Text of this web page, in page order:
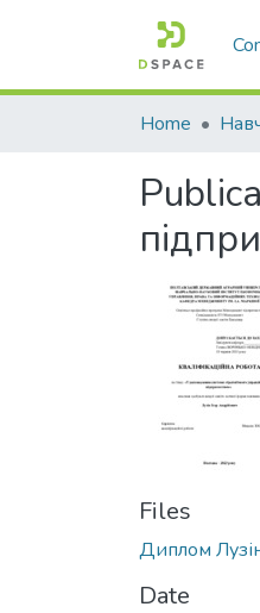
Home
Files
Диплом
Date